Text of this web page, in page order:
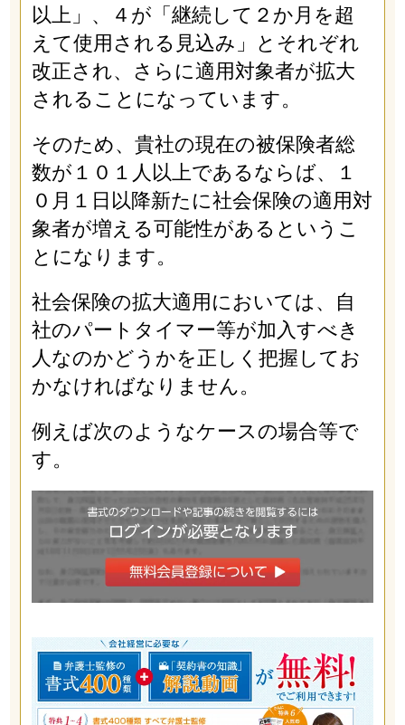
以上」、４が「継続して２か月を超
えて使用される見込み」とそれぞれ
改正され、さらに適用対象者が拡大
されることになっています。
そのため、貴社の現在の被保険者総
数が１０１人以上であるならば、１
０月１日以降新たに社会保険の適用対
象者が増える可能性があるというこ
とになります。
社会保険の拡大適用においては、自
社のパートタイマー等が加入すべき
人なのかどうかを正しく把握してお
かなければなりません。
例えば次のようなケースの場合等で
す。